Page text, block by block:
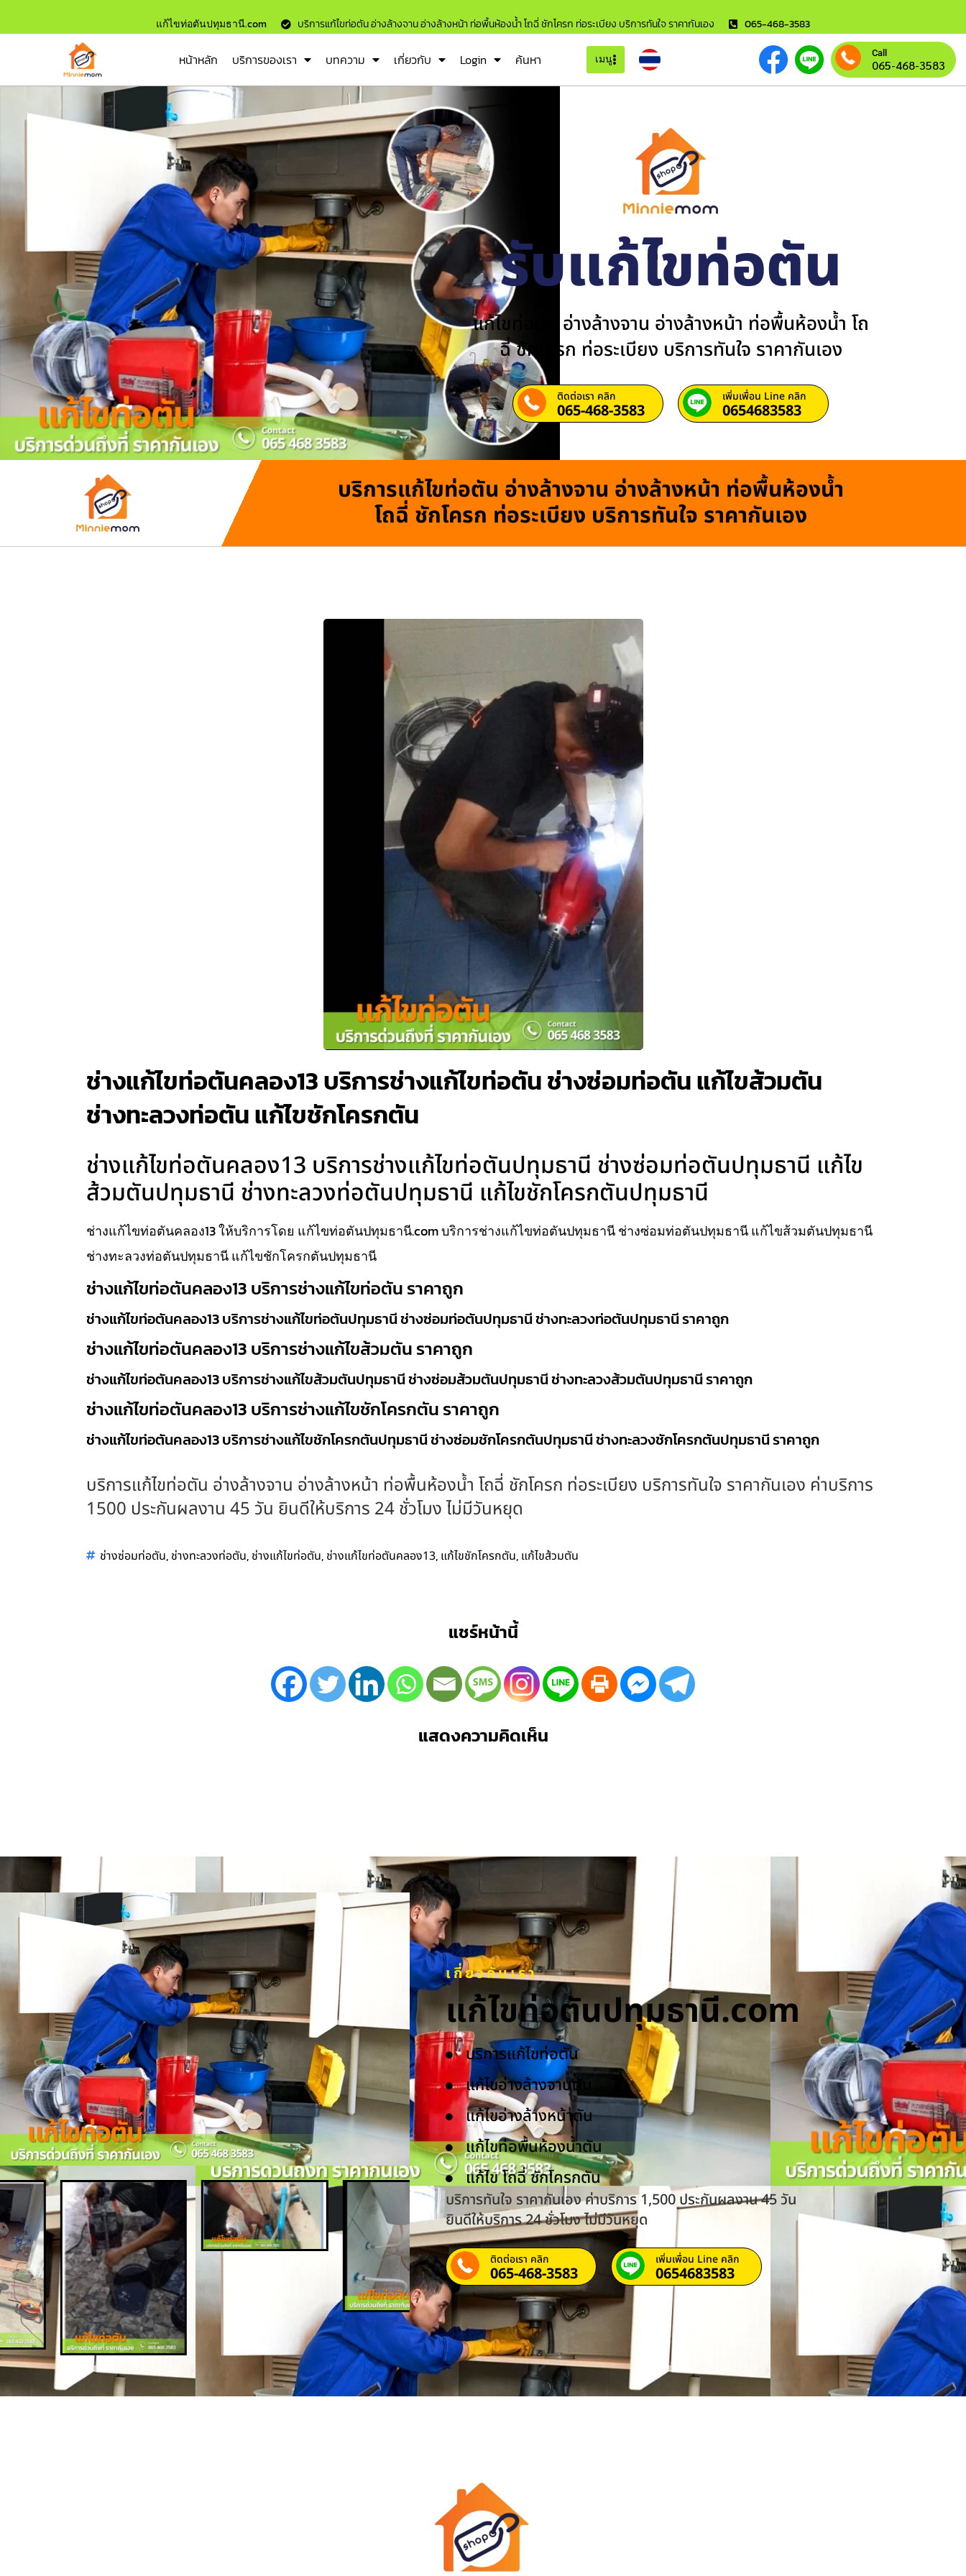
แก้ไขท่อตันปทุมธานี.com บริการแก้ไขท่อตัน อ่างล้างจาน อ่างล้างหน้า ท่อพื้นห้องน้ำ โถฉี่ ชักโครก ท่อระเบียง บริการทันใจ ราคากันเอง 065-468-3583
หน้าหลัก บริการของเรา บทความ เกี่ยวกับ Login ค้นหา เมนู Call
065-468-3583
รับแก้ไขท่อตัน
แก้ไขท่อตัน อ่างล้างจาน อ่างล้างหน้า ท่อพื้นห้องน้ำ โถ
ฉี่ ชักโครก ท่อระเบียง บริการทันใจ ราคากันเอง
ติดต่อเรา คลิก
065-468-3583
เพิ่มเพื่อน Line คลิก
0654683583
บริการแก้ไขท่อตัน อ่างล้างจาน อ่างล้างหน้า ท่อพื้นห้องน้ำ
โถฉี่ ชักโครก ท่อระเบียง บริการทันใจ ราคากันเอง
ช่างแก้ไขท่อตันคลอง13 บริการช่างแก้ไขท่อตัน ช่างซ่อมท่อตัน แก้ไขส้วมตัน
ช่างทะลวงท่อตัน แก้ไขชักโครกตัน
ช่างแก้ไขท่อตันคลอง13 บริการช่างแก้ไขท่อตันปทุมธานี ช่างซ่อมท่อตันปทุมธานี แก้ไข
ส้วมตันปทุมธานี ช่างทะลวงท่อตันปทุมธานี แก้ไขชักโครกตันปทุมธานี
ช่างแก้ไขท่อตันคลอง13 ให้บริการโดย แก้ไขท่อตันปทุมธานี.com บริการช่างแก้ไขท่อตันปทุมธานี ช่างซ่อมท่อตันปทุมธานี แก้ไขส้วมตันปทุมธานี
ช่างทะลวงท่อตันปทุมธานี แก้ไขชักโครกตันปทุมธานี
ช่างแก้ไขท่อตันคลอง13 บริการช่างแก้ไขท่อตัน ราคาถูก
ช่างแก้ไขท่อตันคลอง13 บริการช่างแก้ไขท่อตันปทุมธานี ช่างซ่อมท่อตันปทุมธานี ช่างทะลวงท่อตันปทุมธานี ราคาถูก
ช่างแก้ไขท่อตันคลอง13 บริการช่างแก้ไขส้วมตัน ราคาถูก
ช่างแก้ไขท่อตันคลอง13 บริการช่างแก้ไขส้วมตันปทุมธานี ช่างซ่อมส้วมตันปทุมธานี ช่างทะลวงส้วมตันปทุมธานี ราคาถูก
ช่างแก้ไขท่อตันคลอง13 บริการช่างแก้ไขชักโครกตัน ราคาถูก
ช่างแก้ไขท่อตันคลอง13 บริการช่างแก้ไขชักโครกตันปทุมธานี ช่างซ่อมชักโครกตันปทุมธานี ช่างทะลวงชักโครกตันปทุมธานี ราคาถูก
บริการแก้ไขท่อตัน อ่างล้างจาน อ่างล้างหน้า ท่อพื้นห้องน้ำ โถฉี่ ชักโครก ท่อระเบียง บริการทันใจ ราคากันเอง ค่าบริการ
1500 ประกันผลงาน 45 วัน ยินดีให้บริการ 24 ชั่วโมง ไม่มีวันหยุด
ช่างซ่อมท่อตัน, ช่างทะลวงท่อตัน, ช่างแก้ไขท่อตัน, ช่างแก้ไขท่อตันคลอง13, แก้ไขชักโครกตัน, แก้ไขส้วมตัน
แชร์หน้านี้
แสดงความคิดเห็น
เกี่ยวกับเรา
แก้ไขท่อตันปทุมธานี.com
บริการแก้ไขท่อตัน
แก้ไขอ่างล้างจานตัน
แก้ไขอ่างล้างหน้าตัน
แก้ไขท่อพื้นห้องน้ำตัน
แก้ไข โถฉี่ ชักโครกตัน
บริการทันใจ ราคากันเอง ค่าบริการ 1,500 ประกันผลงาน 45 วัน
ยินดีให้บริการ 24 ชั่วโมง ไม่มีวันหยุด
ติดต่อเรา คลิก
065-468-3583
เพิ่มเพื่อน Line คลิก
0654683583